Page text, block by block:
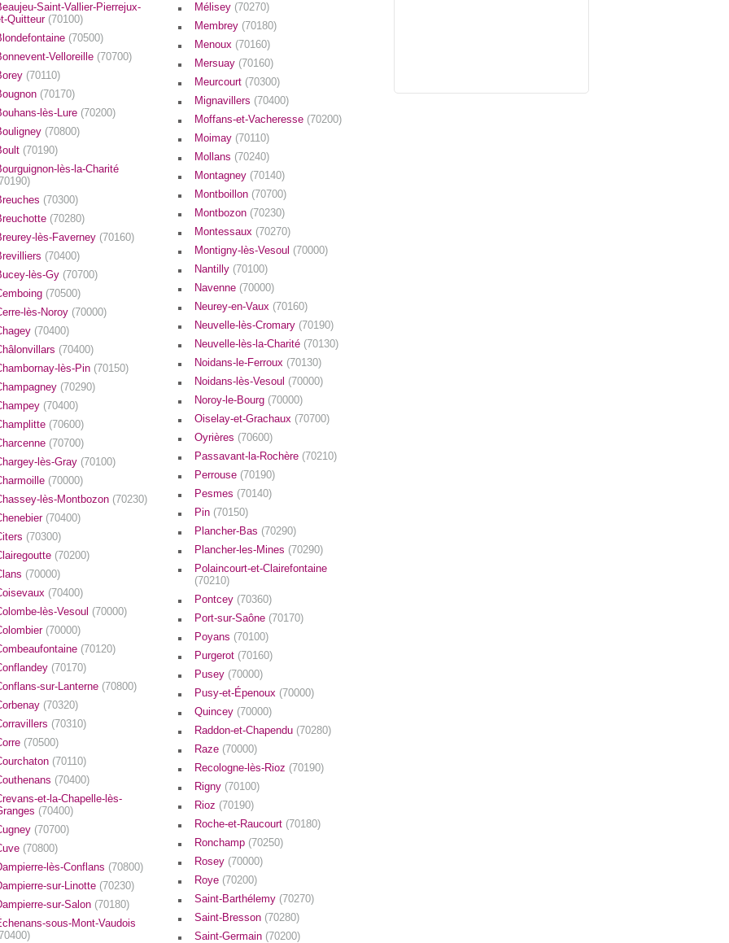
Saint-Vallier-Pierrejux-
Quitteur (70100)
(70500)
Velloreille (70700)
(70110)
(70170)
lès-Lure (70200)
(70800)
(70190)
lès-la-Charité
(70300)
(70280)
lès-Faverney (70160)
(70400)
lès-Gy (70700)
(70500)
lès-Noroy (70000)
(70400)
(70400)
lès-Pin (70150)
(70290)
(70400)
(70600)
(70700)
lès-Gray (70100)
(70000)
lès-Montbozon (70230)
(70400)
(70300)
(70200)
(70000)
(70400)
lès-Vesoul (70000)
(70000)
(70120)
(70170)
sur-Lanterne (70800)
(70320)
(70310)
(70500)
(70110)
(70400)
et-la-Chapelle-lès-
(70400)
(70700)
(70800)
lès-Conflans (70800)
sur-Linotte (70230)
sur-Salon (70180)
sous-Mont-Vaudois
Mélisey (70270)
Membrey (70180)
Menoux (70160)
Mersuay (70160)
Meurcourt (70300)
Mignavillers (70400)
Moffans-et-Vacheresse (70200)
Moimay (70110)
Mollans (70240)
Montagney (70140)
Montboillon (70700)
Montbozon (70230)
Montessaux (70270)
Montigny-lès-Vesoul (70000)
Nantilly (70100)
Navenne (70000)
Neurey-en-Vaux (70160)
Neuvelle-lès-Cromary (70190)
Neuvelle-lès-la-Charité (70130)
Noidans-le-Ferroux (70130)
Noidans-lès-Vesoul (70000)
Noroy-le-Bourg (70000)
Oiselay-et-Grachaux (70700)
Oyrières (70600)
Passavant-la-Rochère (70210)
Perrouse (70190)
Pesmes (70140)
Pin (70150)
Plancher-Bas (70290)
Plancher-les-Mines (70290)
Polaincourt-et-Clairefontaine
(70210)
Pontcey (70360)
Port-sur-Saône (70170)
Poyans (70100)
Purgerot (70160)
Pusey (70000)
Pusy-et-Épenoux (70000)
Quincey (70000)
Raddon-et-Chapendu (70280)
Raze (70000)
Recologne-lès-Rioz (70190)
Rigny (70100)
Rioz (70190)
Roche-et-Raucourt (70180)
Ronchamp (70250)
Rosey (70000)
Roye (70200)
Saint-Barthélemy (70270)
Saint-Bresson (70280)
Saint-Germain (70200)